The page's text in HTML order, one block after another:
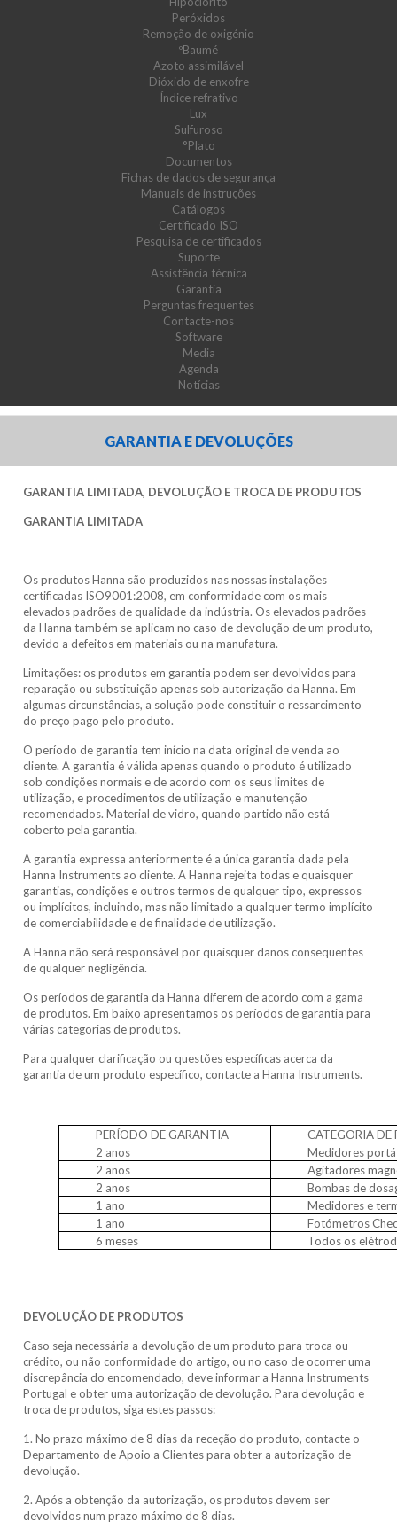
Peróxidos
Remoção de oxigénio
ºBaumé
Azoto assimilável
Dióxido de enxofre
Índice refrativo
Lux
Sulfuroso
°Plato
Documentos
Fichas de dados de segurança
Manuais de instruções
Catálogos
Certificado ISO
Pesquisa de certificados
Suporte
Assistência técnica
Garantia
Perguntas frequentes
Contacte-nos
Software
Media
Agenda
Notícias
GARANTIA E DEVOLUÇÕES
GARANTIA LIMITADA, DEVOLUÇÃO E TROCA DE PRODUTOS
GARANTIA LIMITADA
Os produtos Hanna são produzidos nas nossas instalações
certificadas ISO9001:2008, em conformidade com os mais
elevados padrões de qualidade da indústria. Os elevados padrões
da Hanna também se aplicam no caso de devolução de um produto,
devido a defeitos em materiais ou na manufatura.
Limitações: os produtos em garantia podem ser devolvidos para
reparação ou substituição apenas sob autorização da Hanna. Em
algumas circunstâncias, a solução pode constituir o ressarcimento
do preço pago pelo produto.
O período de garantia tem início na data original de venda ao
cliente. A garantia é válida apenas quando o produto é utilizado
sob condições normais e de acordo com os seus limites de
utilização, e procedimentos de utilização e manutenção
recomendados. Material de vidro, quando partido não está
coberto pela garantia.
A garantia expressa anteriormente é a única garantia dada pela
Hanna Instruments ao cliente. A Hanna rejeita todas e quaisquer
garantias, condições e outros termos de qualquer tipo, expressos
ou implícitos, incluindo, mas não limitado a qualquer termo implícito
de comerciabilidade e de finalidade de utilização.
A Hanna não será responsável por quaisquer danos consequentes
de qualquer negligência.
Os períodos de garantia da Hanna diferem de acordo com a gama
de produtos. Em baixo apresentamos os períodos de garantia para
várias categorias de produtos.
Para qualquer clarificação ou questões específicas acerca da
garantia de um produto específico, contacte a Hanna Instruments.
PERÍODO DE GARANTIA
CATEGORIA DE
2 anos
Medidores
2 anos
Agitadores
2 anos
Bombas de
1 ano
Medidores e
1 ano
Fotómetros
6 meses
Todos os
DEVOLUÇÃO DE PRODUTOS
Caso seja necessária a devolução de um produto para troca ou
crédito, ou não conformidade do artigo, ou no caso de ocorrer uma
discrepância do encomendado, deve informar a Hanna Instruments
Portugal e obter uma autorização de devolução. Para devolução e
troca de produtos, siga estes passos:
1. No prazo máximo de 8 dias da receção do produto, contacte o
Departamento de Apoio a Clientes para obter a autorização de
devolução.
2. Após a obtenção da autorização, os produtos devem ser
devolvidos num prazo máximo de 8 dias.